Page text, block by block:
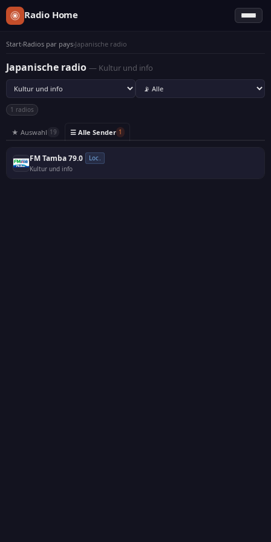
Radio Home
Start›Radios par pays›Japanische radio
Japanische radio — Kultur und info
1 radios
★ Auswahl 19 ☰ Alle Sender 1
FM Tamba 79.0
Loc.
Kultur und info